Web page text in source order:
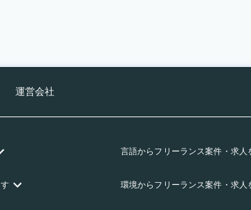
運営会社
言語からフリーランス案件・求人
環境からフリーランス案件・求人